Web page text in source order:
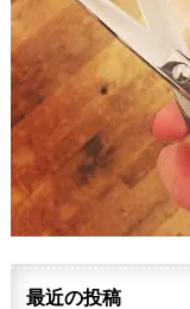
最近の投稿